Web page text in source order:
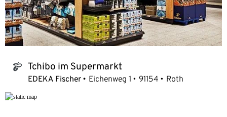
tchibo_logo Tchibo im Supermarkt
EDEKA Fischer Eichenweg 1 91154 Roth